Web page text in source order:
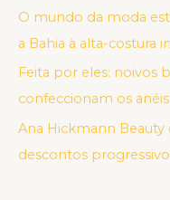
O mundo da moda
a Bahia à alta-costura
Feita por eles: noivos
confeccionam os
Ana Hickmann
descontos